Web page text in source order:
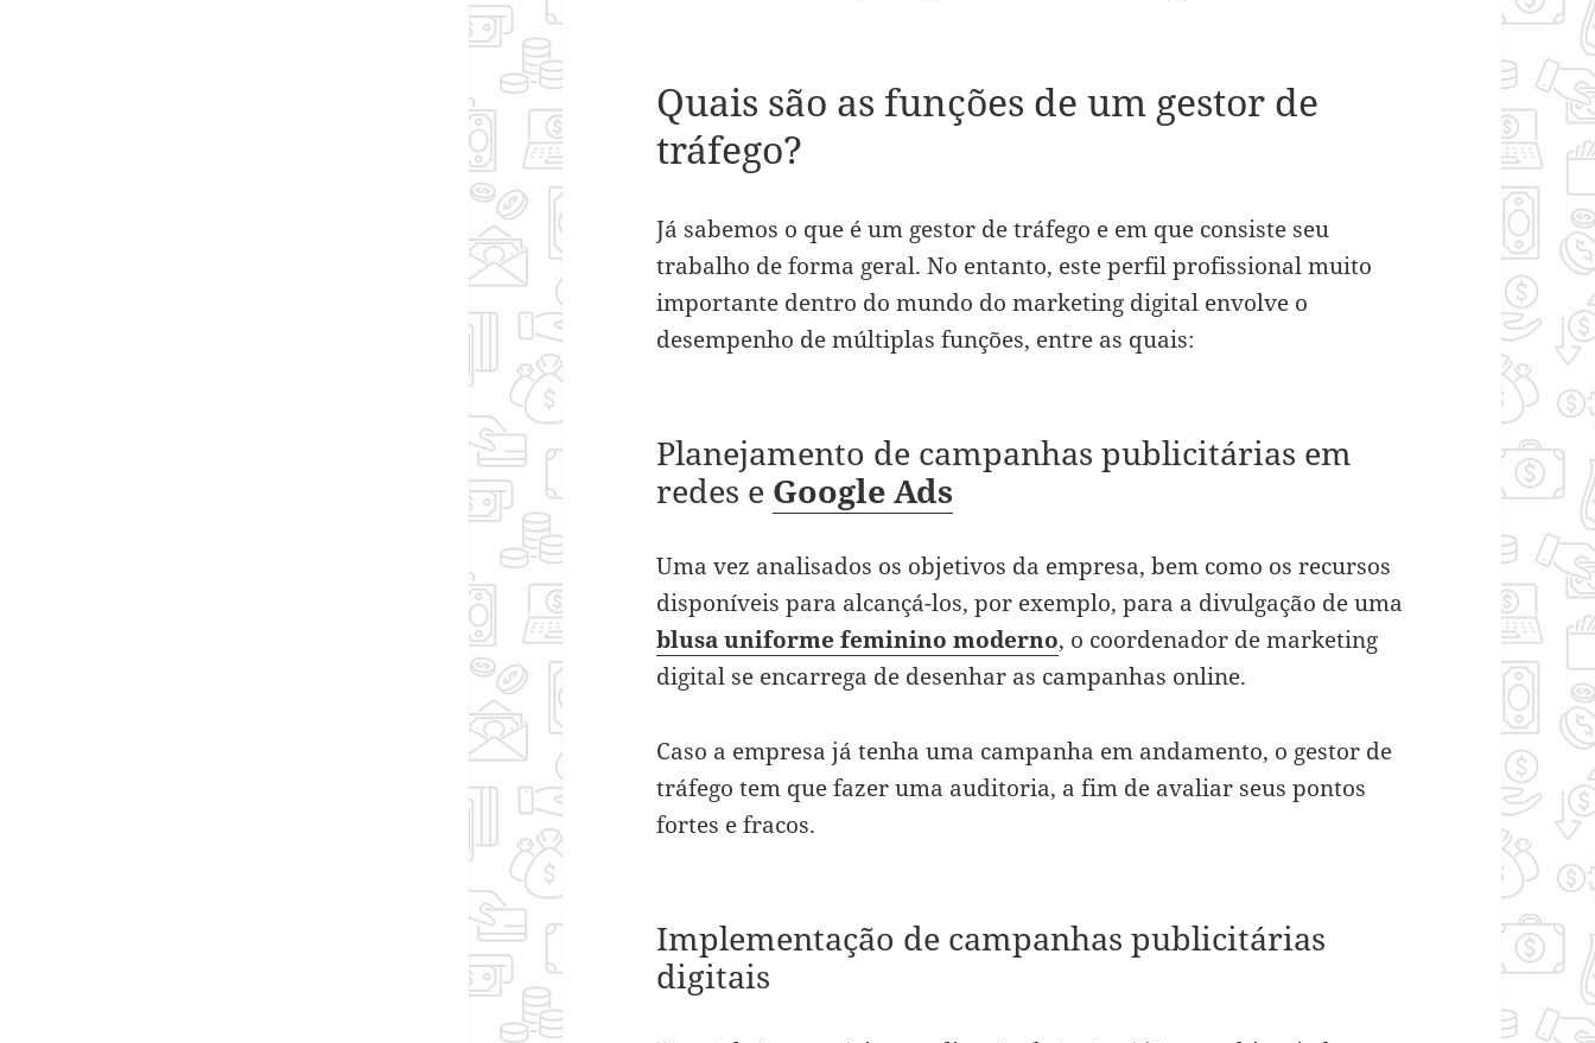
Quais são as funções de um gestor de
tráfego?
Já sabemos o que é um gestor de tráfego e em que consiste seu
trabalho de forma geral. No entanto, este perfil profissional muito
importante dentro do mundo do marketing digital envolve o
desempenho de múltiplas funções, entre as quais:
Planejamento de campanhas publicitárias em
redes e Google Ads
Uma vez analisados os objetivos da empresa, bem como os recursos
disponíveis para alcançá-los, por exemplo, para a divulgação de uma
blusa uniforme feminino moderno, o coordenador de marketing
digital se encarrega de desenhar as campanhas online.
Caso a empresa já tenha uma campanha em andamento, o gestor de
tráfego tem que fazer uma auditoria, a fim de avaliar seus pontos
fortes e fracos.
Implementação de campanhas publicitárias
digitais